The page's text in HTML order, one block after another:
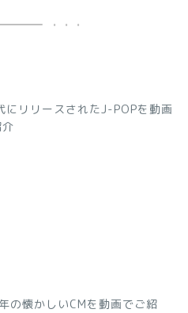
にリリースされたJ-POPを動画
の懐かしいCMを動画でご紹